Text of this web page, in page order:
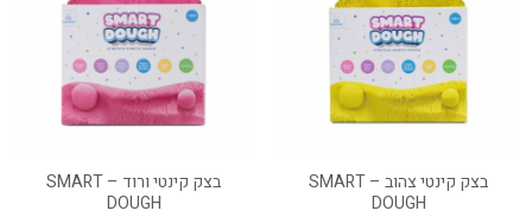
בצק קינטי צהוב – SMART
DOUGH
בצק קינטי ורוד – SMART
DOUGH